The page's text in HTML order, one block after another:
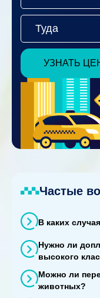
УЗНАТЬ
Частые
В каких
Нужно ли
высокого
Можно ли
животных?